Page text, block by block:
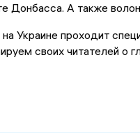
Донбасса. А также
Украине проходит
своих читателей о